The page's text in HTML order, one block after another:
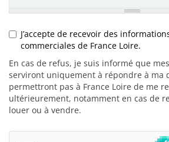
J’accepte de recevoir des
commerciales de France Loire.
Opt-in RGPD
En cas de refus, je suis informé que
serviront uniquement à répondre à ma
permettront pas à France Loire de me
ultérieurement, notamment en cas de
louer ou à vendre.